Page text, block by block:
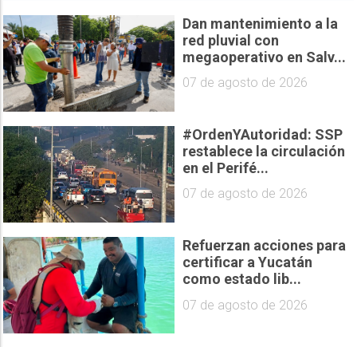
Dan mantenimiento a la
red pluvial con
megaoperativo en Salv...
07 de agosto de 2026
#OrdenYAutoridad: SSP
restablece la circulación
en el Perifé...
07 de agosto de 2026
Refuerzan acciones para
certificar a Yucatán
como estado lib...
07 de agosto de 2026